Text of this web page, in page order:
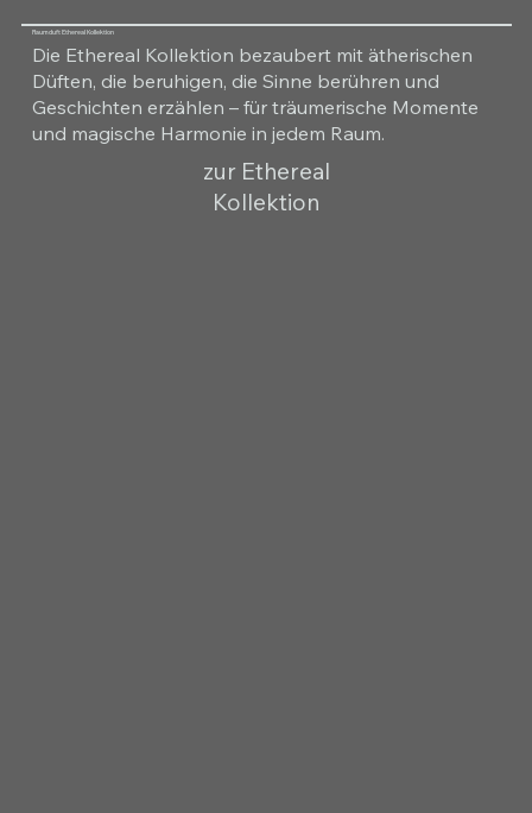
Raumduft Ethereal Kollektion
Die Ethereal Kollektion bezaubert mit ätherischen
Düften, die beruhigen, die Sinne berühren und
Geschichten erzählen – für träumerische Momente
und magische Harmonie in jedem Raum.
zur Ethereal
Kollektion